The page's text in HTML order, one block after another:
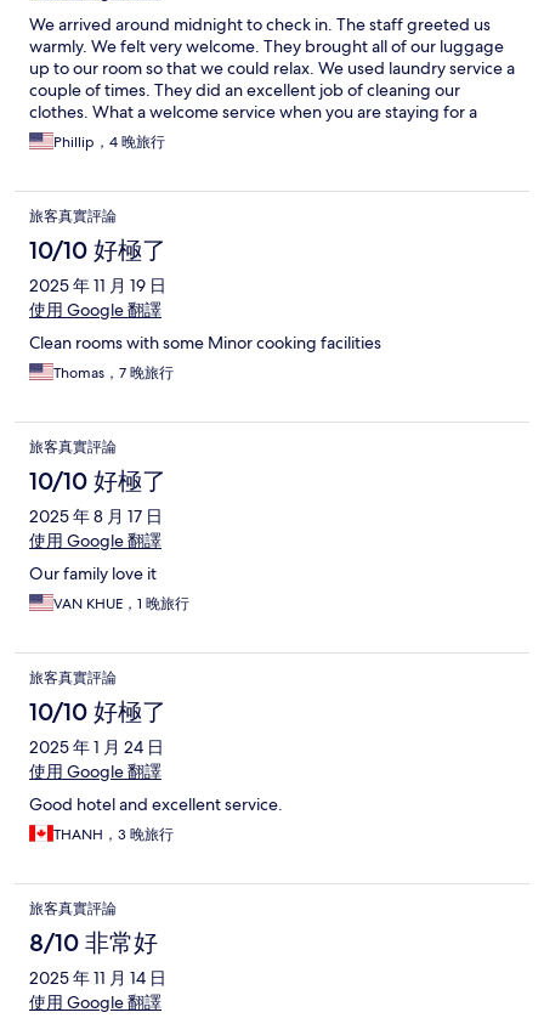
We arrived around midnight to check in. The staff greeted us
warmly. We felt very welcome. They brought all of our luggage
up to our room so that we could relax. We used laundry service a
couple of times. They did an excellent job of cleaning our
clothes. What a welcome service when you are staying for a
week. My favorite part of the day was the breakfast buffet. Hot
fresh coffee. Always a hot vietnamese soup being served.
Vietnamese food. And the view was so beautiful. Every staff we
encountered was friendly. They work so hard here to make you
feel like you are getting a 5 star treatment. I appreciated that it's
a block behind the beachfront hotels because it's a little quieter.
The street that it is on isn't as busy. The pool and gym were
bonuses. This was our second stay here and I don't think I'd pick
Phillip，4 晚旅行
旅客真實評論
10/10 好極了
2025 年 11 月 19 日
使用 Google 翻譯
Clean rooms with some Minor cooking facilities
Thomas，7 晚旅行
旅客真實評論
10/10 好極了
2025 年 8 月 17 日
使用 Google 翻譯
Our family love it
VAN KHUE，1 晚旅行
旅客真實評論
10/10 好極了
2025 年 1 月 24 日
使用 Google 翻譯
Good hotel and excellent service.
THANH，3 晚旅行
旅客真實評論
8/10 非常好
2025 年 11 月 14 日
使用 Google 翻譯